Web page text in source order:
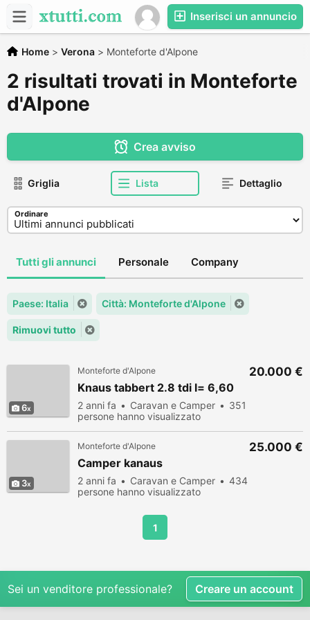
Inserisci un annuncio
Home > Verona > Monteforte d'Alpone
2 risultati trovati in Monteforte
d'Alpone
Crea avviso
Griglia Lista Dettaglio
Ordinare
Tutti gli annunci Personale Company
Paese: Italia Città: Monteforte d'Alpone
Rimuovi tutto
6
Monteforte d'Alpone
Knaus tabbert 2.8 tdi l= 6,60
2 anni fa Caravan e Camper
351
persone hanno visualizzato
20.000 €
3
Monteforte d'Alpone
Camper kanaus
2 anni fa Caravan e Camper
434
persone hanno visualizzato
25.000 €
1
Sei un venditore professionale? Creare un account